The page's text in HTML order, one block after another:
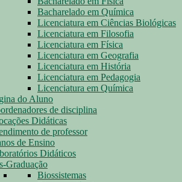
Bacharelado em Química
Licenciatura em Ciências Biológicas
Licenciatura em Filosofia
Licenciatura em Física
Licenciatura em Geografia
Licenciatura em História
Licenciatura em Pedagogia
Licenciatura em Química
do Aluno
de disciplina
Didáticas
de professor
de Ensino
Didáticos
Graduação
Biossistemas